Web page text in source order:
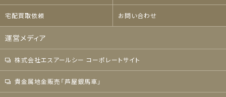
宅配買取依頼 お問い合わせ
運営メディア
株式会社エスアールシー コーポレートサイト
貴金属地金販売「芦屋銀馬車」